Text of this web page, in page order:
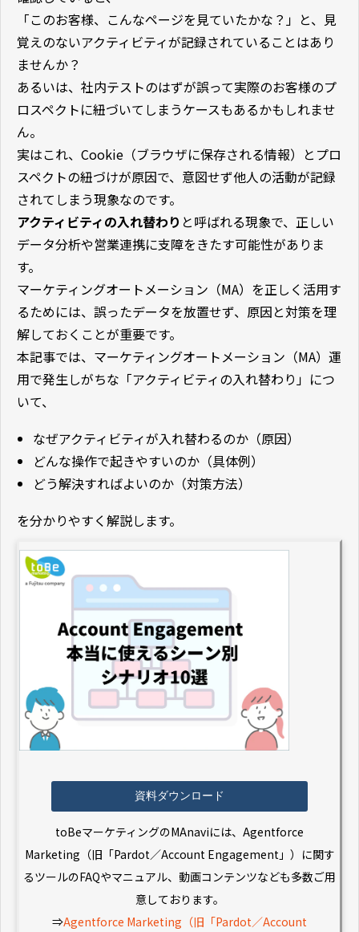
「このお客様、こんなページを見ていたかな？」と、見
覚えのないアクティビティが記録されていることはあり
ませんか？
あるいは、社内テストのはずが誤って実際のお客様のプ
ロスペクトに紐づいてしまうケースもあるかもしれませ
ん。
実はこれ、Cookie（ブラウザに保存される情報）とプロ
スペクトの紐づけが原因で、意図せず他人の活動が記録
されてしまう現象なのです。
アクティビティの入れ替わり と呼ばれる現象で、正しい
データ分析や営業連携に支障をきたす可能性がありま
す。
マーケティングオートメーション（MA）を正しく活用す
るためには、誤ったデータを放置せず、原因と対策を理
解しておくことが重要です。
本記事では、マーケティングオートメーション（MA）運
用で発生しがちな「アクティビティの入れ替わり」につ
いて、
なぜアクティビティが入れ替わるのか（原因）
どんな操作で起きやすいのか（具体例）
どう解決すればよいのか（対策方法）
を分かりやすく解説します。
資料ダウンロード
toBeマーケティングのMAnaviには、Agentforce
Marketing（旧「Pardot／Account Engagement」）に関す
るツールのFAQやマニュアル、動画コンテンツなども多数ご用
意しております。
⇒Agentforce Marketing（旧「Pardot／Account